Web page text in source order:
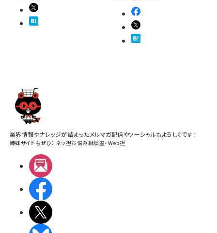
業界情報やナレッジが詰まったメルマガ配信やソーシャルもよろしくです！
姉妹サイトもぜひ： ネッ担お悩み相談室・Web担